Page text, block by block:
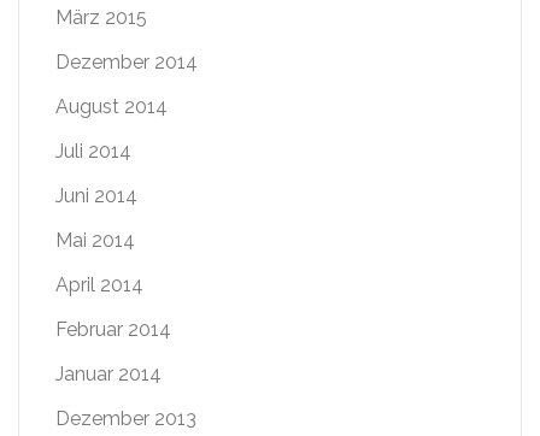
März 2015
Dezember 2014
August 2014
Juli 2014
Juni 2014
Mai 2014
April 2014
Februar 2014
Januar 2014
Dezember 2013